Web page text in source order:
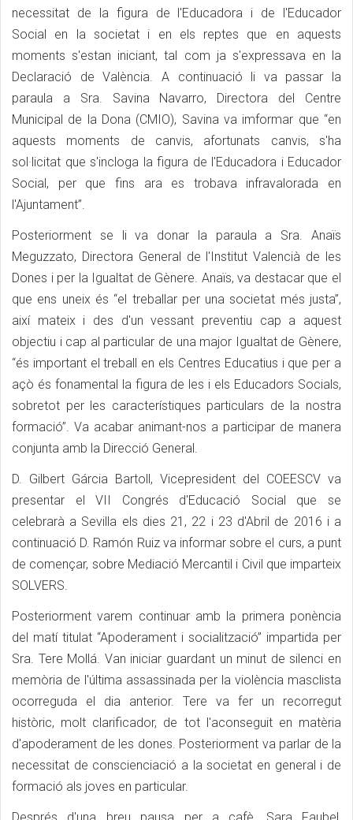
necessitat de la figura de l'Educadora i de l'Educador
Social en la societat i en els reptes que en aquests
moments s'estan iniciant, tal com ja s'expressava en la
Declaració de València. A continuació li va passar la
paraula a Sra. Savina Navarro, Directora del Centre
Municipal de la Dona (CMIO), Savina va imformar que “en
aquests moments de canvis, afortunats canvis, s'ha
sol·licitat que s'incloga la figura de l'Educadora i Educador
Social, per que fins ara es trobava infravalorada en
l'Ajuntament”.
Posteriorment se li va donar la paraula a Sra. Anaïs
Meguzzato, Directora General de l'Institut Valencià de les
Dones i per la Igualtat de Gènere. Anaïs, va destacar que el
que ens uneix és “el treballar per una societat més justa”,
així mateix i des d'un vessant preventiu cap a aquest
objectiu i cap al particular de una major Igualtat de Gènere,
“és important el treball en els Centres Educatius i que per a
açò és fonamental la figura de les i els Educadors Socials,
sobretot per les característiques particulars de la nostra
formació”. Va acabar animant-nos a participar de manera
conjunta amb la Direcció General.
D. Gilbert Gárcia Bartoll, Vicepresident del COEESCV va
presentar el VII Congrés d'Educació Social que se
celebrarà a Sevilla els dies 21, 22 i 23 d'Abril de 2016 i a
continuació D. Ramón Ruiz va informar sobre el curs, a punt
de començar, sobre Mediació Mercantil i Civil que imparteix
SOLVERS.
Posteriorment varem continuar amb la primera ponència
del matí titulat “Apoderament i socialització” impartida per
Sra. Tere Mollá. Van iniciar guardant un minut de silenci en
memòria de l'última assassinada per la violència masclista
ocorreguda el dia anterior. Tere va fer un recorregut
històric, molt clarificador, de tot l'aconseguit en matèria
d'apoderament de les dones. Posteriorment va parlar de la
necessitat de conscienciació a la societat en general i de
formació als joves en particular.
Després d'una breu pausa per a cafè, Sara Faubel,